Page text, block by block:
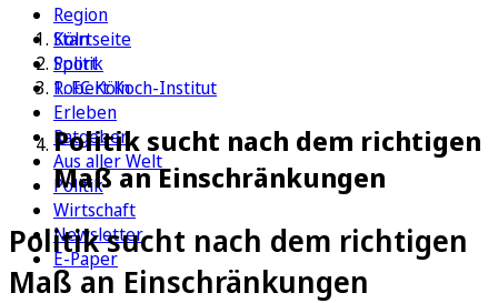
Region
Köln
Sport
1. FC Köln
Erleben
Ratgeber
Aus aller Welt
Politik
Wirtschaft
Newsletter
E-Paper
Startseite
Politik
Robert Koch-Institut
Politik sucht nach dem richtigen
Maß an Einschränkungen
Politik sucht nach dem richtigen
Maß an Einschränkungen